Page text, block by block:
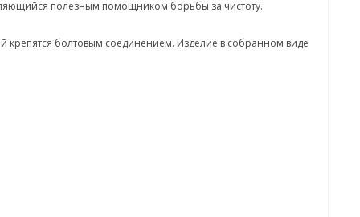
полезным помощником борьбы за чистоту.
крепятся болтовым соединением. Изделие в собранном виде